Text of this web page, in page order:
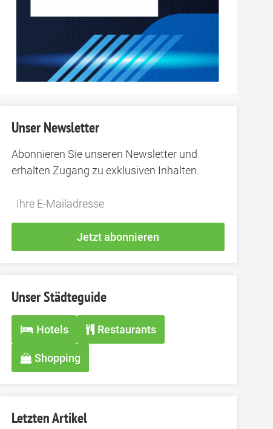
Unser Newsletter
Abonnieren Sie unseren Newsletter und
erhalten Zugang zu exklusiven Inhalten.
Do
this
*Ihre
Jetzt abonnieren
Unser Städteguide
Hotels Restaurants
Shopping
Letzten Artikel